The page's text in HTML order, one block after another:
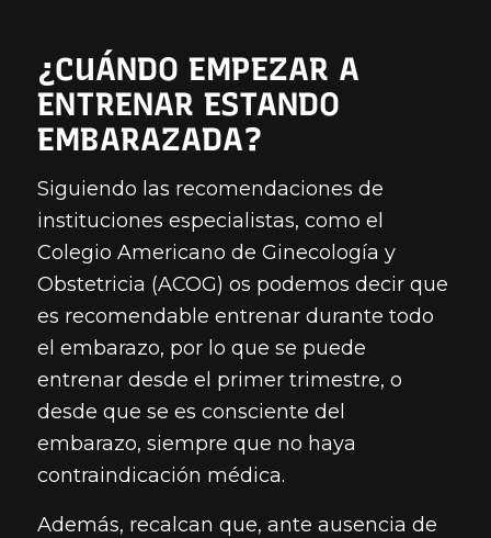
¿CUÁNDO EMPEZAR A
ENTRENAR ESTANDO
EMBARAZADA?
Siguiendo las recomendaciones de
instituciones especialistas, como el
Colegio Americano de Ginecología y
Obstetricia (ACOG) os podemos decir que
es recomendable entrenar durante todo
el embarazo, por lo que se puede
entrenar desde el primer trimestre, o
desde que se es consciente del
embarazo, siempre que no haya
contraindicación médica.
Además, recalcan que, ante ausencia de